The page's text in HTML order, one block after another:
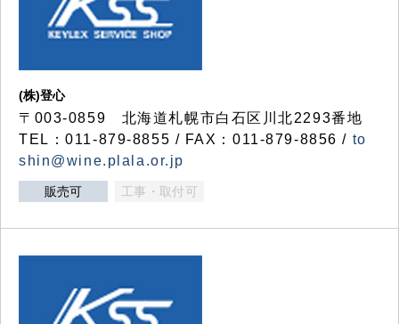
(株)登心
〒003-0859 北海道札幌市白石区川北2293番地
TEL：011-879-8855 / FAX：011-879-8856 / to
shin@wine.plala.or.jp
販売可 工事・取付可